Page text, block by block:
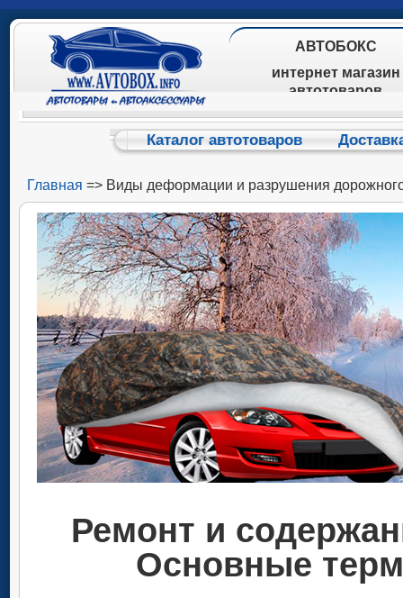
АВТОБОКС
интернет магазин
автотоваров
Каталог автотоваров
Главная => Виды деформации и разрушения
Ремонт и
Основные